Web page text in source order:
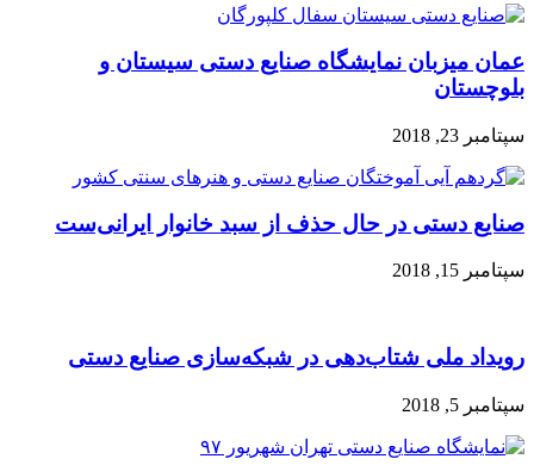
عمان میزبان نمایشگاه صنایع دستی سیستان و
بلوچستان
سپتامبر 23, 2018
صنایع دستی در حال حذف از سبد خانوار ایرانی‌ست
سپتامبر 15, 2018
رویداد ملی شتاب‌دهی در شبکه‌سازی صنایع دستی
سپتامبر 5, 2018